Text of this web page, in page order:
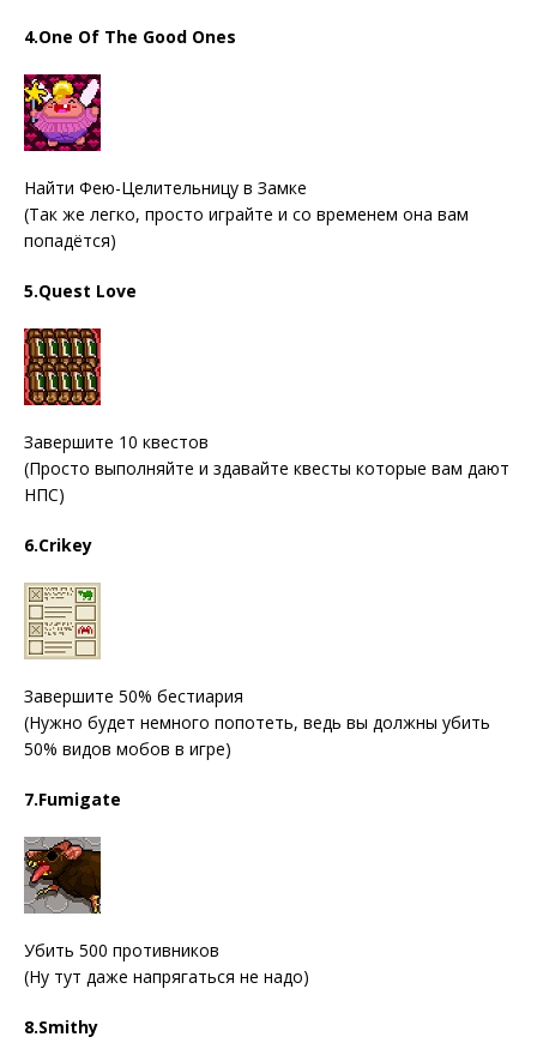
4.One Of The Good Ones
Найти Фею-Целительницу в Замке
(Так же легко, просто играйте и со временем она вам
попадётся)
5.Quest Love
Завершите 10 квестов
(Просто выполняйте и здавайте квесты которые вам дают
НПС)
6.Crikey
Завершите 50% бестиария
(Нужно будет немного попотеть, ведь вы должны убить
50% видов мобов в игре)
7.Fumigate
Убить 500 противников
(Ну тут даже напрягаться не надо)
8.Smithy